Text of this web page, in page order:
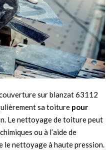
sur blanzat 63112
sa toiture pour
Le nettoyage de toiture peut
ou à l’aide de
le nettoyage à haute pression.